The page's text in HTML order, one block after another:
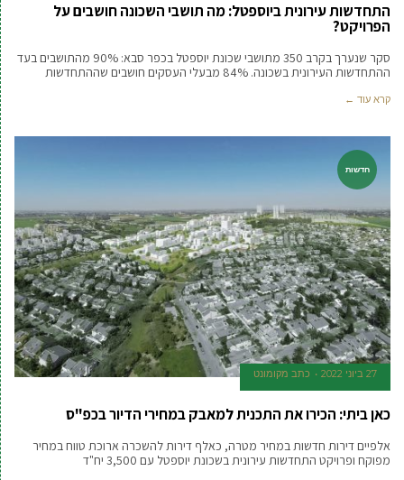
התחדשות עירונית ביוספטל: מה תושבי השכונה חושבים על
הפרויקט?
סקר שנערך בקרב 350 מתושבי שכונת יוספטל בכפר סבא: 90% מהתושבים בעד
ההתחדשות העירונית בשכונה. 84% מבעלי העסקים חושבים שההתחדשות
קרא עוד ←
חדשות
27 ביוני 2022 כתב מקומונט
כאן ביתי: הכירו את התכנית למאבק במחירי הדיור בכפ"ס
אלפיים דירות חדשות במחיר מטרה, כאלף דירות להשכרה ארוכת טווח במחיר
מפוקח ופרויקט התחדשות עירונית בשכונת יוספטל עם 3,500 יח"ד